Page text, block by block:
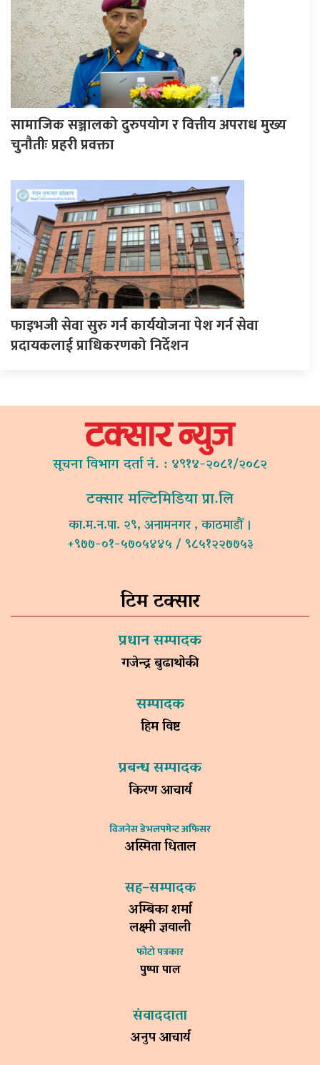
सामाजिक सञ्जालको दुरुपयोग र वित्तीय अपराध मुख्य
चुनौतीः प्रहरी प्रवक्ता
फाइभजी सेवा सुरु गर्न कार्ययोजना पेश गर्न सेवा
प्रदायकलाई प्राधिकरणको निर्देशन
सूचना विभाग दर्ता नं. : ४९१४-२०८१/२०८२
टक्सार मल्टिमिडिया प्रा.लि
का.म.न.पा. २९, अनामनगर , काठमाडौं ।
+९७७-०१-५७०५४४५ / ९८५१२२७७५३
टिम टक्सार
प्रधान सम्पादक
गजेन्द्र बुढाथोकी
सम्पादक
हिम विष्ट
प्रबन्ध सम्पादक
किरण आचार्य
विजनेस डेभलपमेन्ट अफिसर
अस्मिता धिताल
सह–सम्पादक
अम्बिका शर्मा
लक्ष्मी ज्ञवाली
फोटो पत्रकार
पुष्पा पाल
संवाददाता
अनुप आचार्य